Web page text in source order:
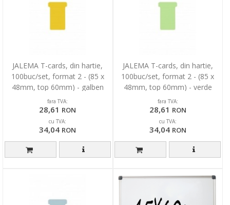
JALEMA T-cards, din hartie,
100buc/set, format 2 - (85 x
48mm, top 60mm) - galben
fara TVA:
28,61 RON
cu TVA:
34,04 RON
JALEMA T-cards, din hartie,
100buc/set, format 2 - (85 x
48mm, top 60mm) - verde
fara TVA:
28,61 RON
cu TVA:
34,04 RON